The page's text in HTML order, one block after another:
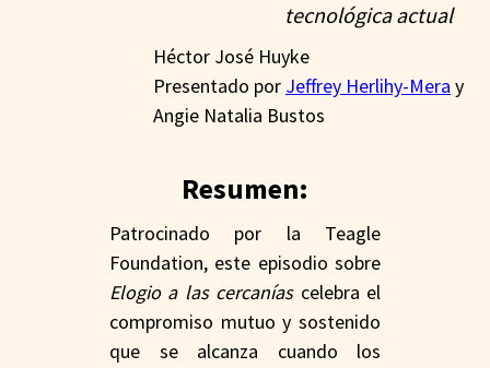
tecnológica actual
Héctor José Huyke
Presentado por Jeffrey Herlihy-Mera y
Angie Natalia Bustos
Resumen:
Patrocinado por la Teagle
Foundation, este episodio sobre
Elogio a las cercaníascelebra el
compromiso mutuo y sostenido
que se alcanza cuando los